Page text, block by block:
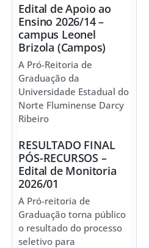
Edital de Apoio ao
Ensino 2026/14 –
campus Leonel
Brizola (Campos)
A Pró-Reitoria de
Graduação da
Universidade Estadual do
Norte Fluminense Darcy
Ribeiro
RESULTADO FINAL
PÓS-RECURSOS –
Edital de Monitoria
2026/01
A Pró-reitoria de
Graduação torna público
o resultado do processo
seletivo para